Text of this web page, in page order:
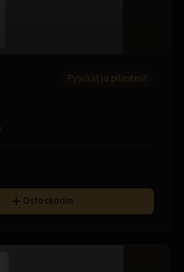
Pylväät ja pilasterit
Ostoskoriin